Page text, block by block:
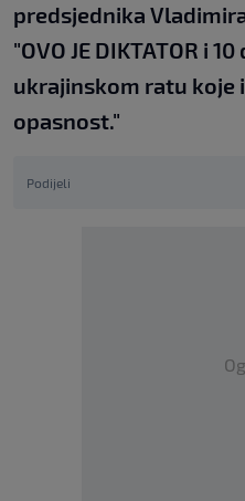
predsjednika
"OVO JE DIKTATOR i
ukrajinskom ratu koje
opasnost."
Podijeli